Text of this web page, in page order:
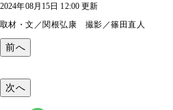
2024年08月15日 12:00 更新
取材・文／関根弘康 撮影／篠田直人
前へ
次へ